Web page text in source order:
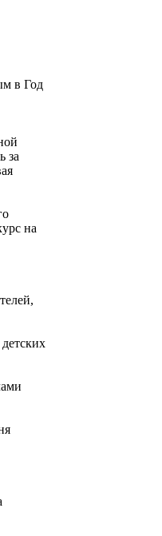
в Год
за
на